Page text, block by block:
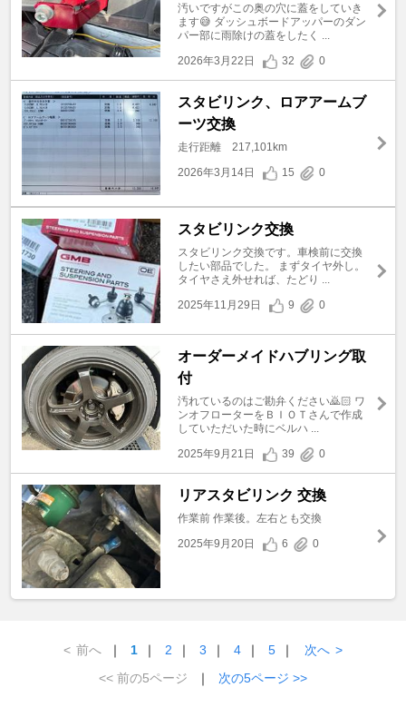
汚いですがこの奥の穴に蓋をしていき
ます😅 ダッシュボードアッパーのダン
パー部に雨除けの蓋をしたく ...
2026年3月22日
32 0
スタビリンク、ロアアームブ
ーツ交換
走行距離 217,101km
2026年3月14日
15 0
スタビリンク交換
スタビリンク交換です。車検前に交換
したい部品でした。 まずタイヤ外し。
タイヤさえ外せれば、たどり ...
2025年11月29日
9 0
オーダーメイドハブリング取
付
汚れているのはご勘弁ください🙇🏻 ワ
ンオフローターをＢＩＯＴさんで作成
していただいた時にベルハ ...
2025年9月21日
39 0
リアスタビリンク 交換
作業前 作業後。左右とも交換
2025年9月20日
6 0
< 前へ ｜ 1 ｜ 2 ｜ 3 ｜ 4 ｜ 5 ｜ 次へ >
<< 前の5ページ
｜ 次の5ページ >>